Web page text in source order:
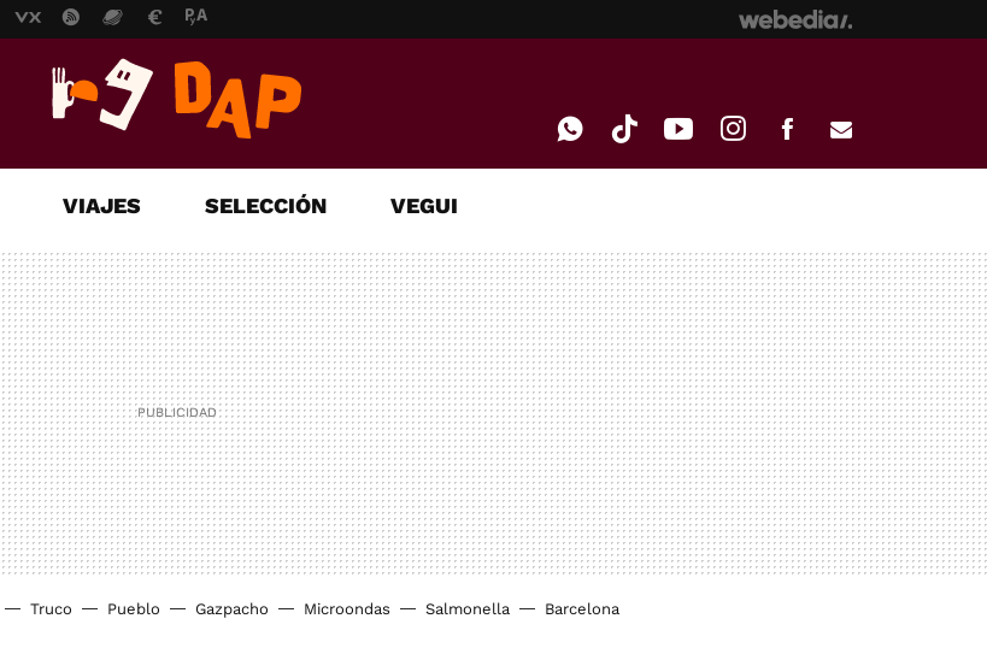
MAIL
VIAJES SELECCIÓN VEGUI
Truco Pueblo Gazpacho Microondas Salmonella Barcelona